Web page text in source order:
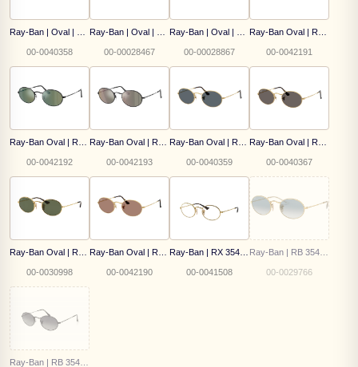
00-0040358 00-00028467 00-00028867 00-0042191
00-0042192 00-0042193 00-0040359 00-0040367
00-0030998 00-0042190 00-0041508 00-0029766